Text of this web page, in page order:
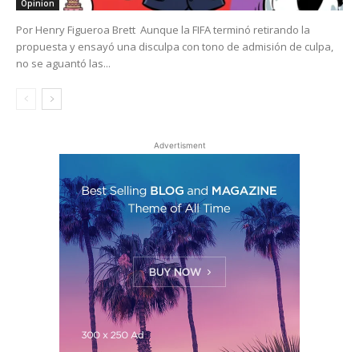
Opinion
Por Henry Figueroa Brett Aunque la FIFA terminó retirando la
propuesta y ensayó una disculpa con tono de admisión de culpa,
no se aguantó las...
Advertisment